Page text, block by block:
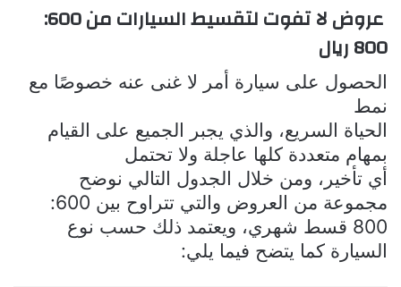
عروض لا تفوت لتقسيط السيارات من 600:
800 ريال
الحصول على سيارة أمر لا غنى عنه خصوصًا مع
نمط
الحياة السريع، والذي يجبر الجميع على القيام
بمهام متعددة كلها عاجلة ولا تحتمل
أي تأخير، ومن خلال الجدول التالي نوضح
مجموعة من العروض والتي تتراوح بين 600:
800 قسط شهري، ويعتمد ذلك حسب نوع
السيارة كما يتضح فيما يلي: